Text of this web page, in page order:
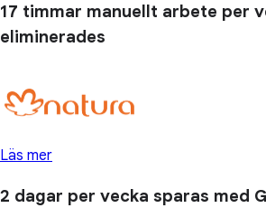
17 timmar manuellt arbete per
eliminerades
Läs mer
2 dagar per vecka sparas med